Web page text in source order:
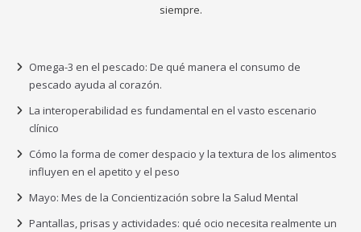
siempre.
Omega-3 en el pescado: De qué manera el consumo de
pescado ayuda al corazón.
La interoperabilidad es fundamental en el vasto escenario
clínico
Cómo la forma de comer despacio y la textura de los alimentos
influyen en el apetito y el peso
Mayo: Mes de la Concientización sobre la Salud Mental
Pantallas, prisas y actividades: qué ocio necesita realmente un